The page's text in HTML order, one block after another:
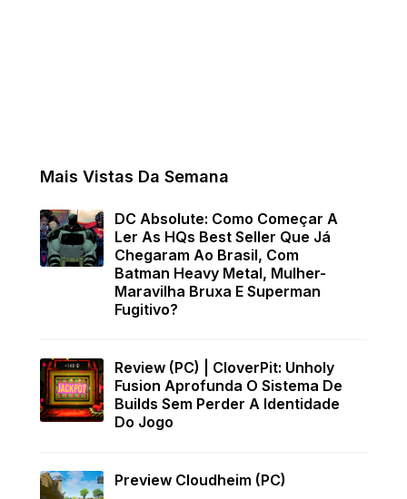
Mais Vistas Da Semana
DC Absolute: Como Começar A
Ler As HQs Best Seller Que Já
Chegaram Ao Brasil, Com
Batman Heavy Metal, Mulher-
Maravilha Bruxa E Superman
Fugitivo?
Review (PC) | CloverPit: Unholy
Fusion Aprofunda O Sistema De
Builds Sem Perder A Identidade
Do Jogo
Preview Cloudheim (PC)